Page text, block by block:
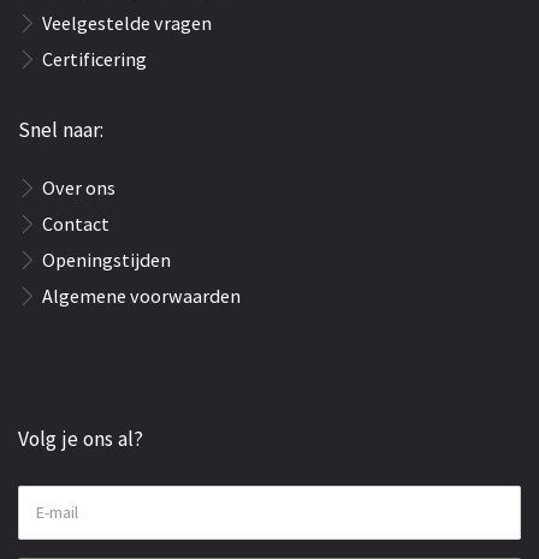
Veelgestelde vragen
Certificering
Snel naar:
Over ons
Contact
Openingstijden
Algemene voorwaarden
Volg je ons al?
E-mail